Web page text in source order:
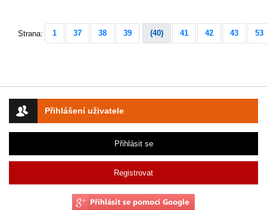
Přihlášení uživatele
Přihlásit se
Registrovat
Strana: 1 37 38 39 (40) 41 42 43 53